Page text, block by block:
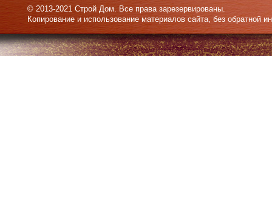
© 2013-2021 Строй Дом. Все права зарезервированы.
Копирование и использование материалов сайта, без обратной